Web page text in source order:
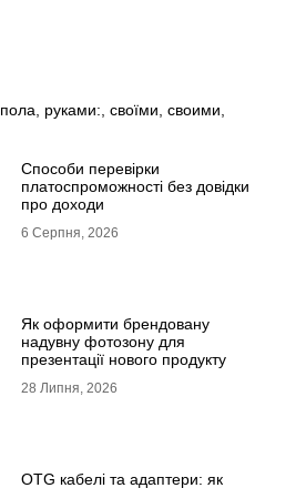
пола руками: своїми своими
Способи перевірки
платоспроможності без довідки
про доходи
6 Серпня, 2026
Як оформити брендовану
надувну фотозону для
презентації нового продукту
28 Липня, 2026
OTG кабелі та адаптери: як